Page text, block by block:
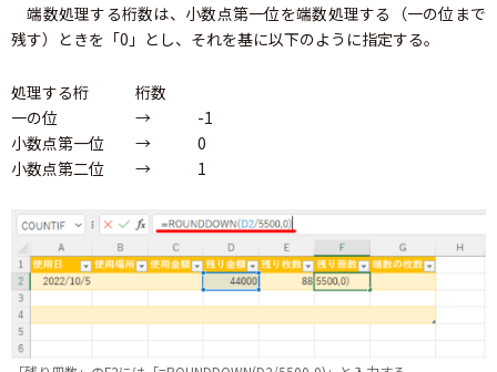
端数処理する桁数は、小数点第一位を端数処理する（一の位まで
残す）ときを「0」とし、それを基に以下のように指定する。
処理する桁 桁数
一の位 → -1
小数点第一位 → 0
小数点第二位 → 1